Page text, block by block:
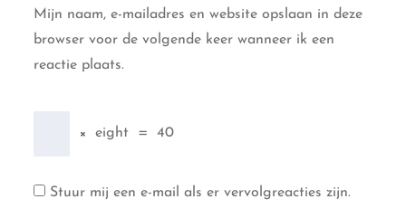
Mijn naam, e-mailadres en website opslaan in deze
browser voor de volgende keer wanneer ik een
reactie plaats.
× eight = 40
Stuur mij een e-mail als er vervolgreacties zijn.